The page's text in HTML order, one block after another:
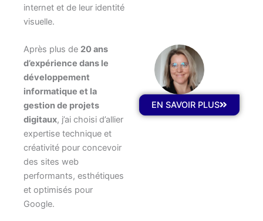
internet et de leur identité
visuelle.
Après plus de 20 ans
d’expérience dans le
développement
informatique et la
gestion de projets
digitaux, j’ai choisi d’allier
expertise technique et
créativité pour concevoir
des sites web
performants, esthétiques
et optimisés pour
Google.
EN SAVOIR PLUS